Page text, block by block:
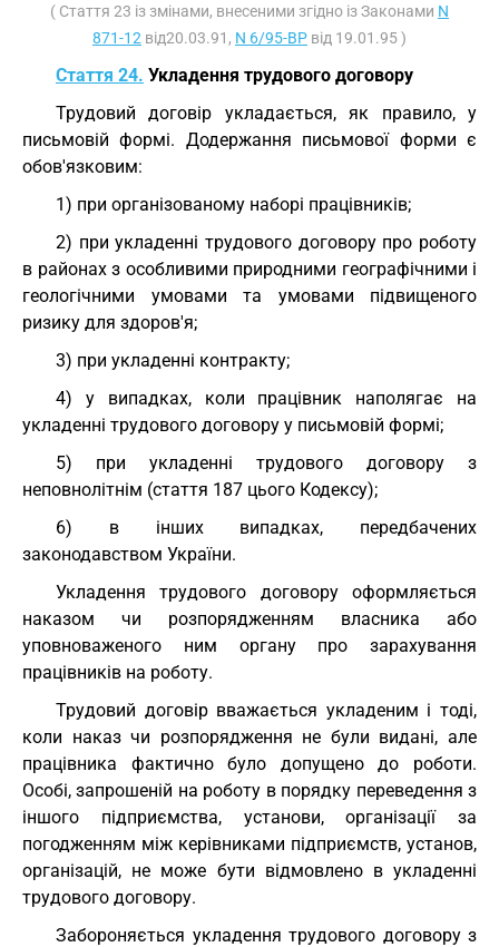
( Стаття 23 із змінами, внесеними згідно із Законами N
871-12 від20.03.91, N 6/95-ВР від 19.01.95 )
Стаття 24. Укладення трудового договору
Трудовий договір укладається, як правило, у
письмовій формі. Додержання письмової форми є
обов'язковим:
1) при організованому наборі працівників;
2) при укладенні трудового договору про роботу
в районах з особливими природними географічними і
геологічними умовами та умовами підвищеного
ризику для здоров'я;
3) при укладенні контракту;
4) у випадках, коли працівник наполягає на
укладенні трудового договору у письмовій формі;
5) при укладенні трудового договору з
неповнолітнім (стаття 187 цього Кодексу);
6) в інших випадках, передбачених
законодавством України.
Укладення трудового договору оформляється
наказом чи розпорядженням власника або
уповноваженого ним органу про зарахування
працівників на роботу.
Трудовий договір вважається укладеним і тоді,
коли наказ чи розпорядження не були видані, але
працівника фактично було допущено до роботи.
Особі, запрошеній на роботу в порядку переведення з
іншого підприємства, установи, організації за
погодженням між керівниками підприємств, установ,
організацій, не може бути відмовлено в укладенні
трудового договору.
Забороняється укладення трудового договору з